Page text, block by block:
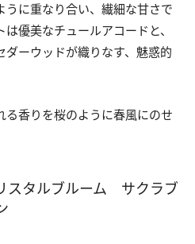
うに重なり合い、繊細な甘さで
優美なチュールアコードと、
ーウッドが織りなす、魅惑的
る香りを桜のように春風にのせ
スタルブルーム サクラブ